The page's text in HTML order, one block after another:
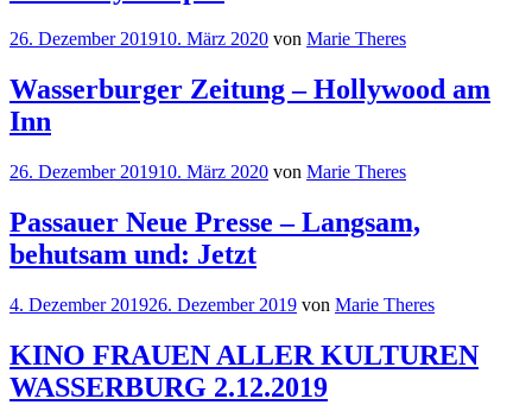
26. Dezember 201910. März 2020 von Marie Theres
Wasserburger Zeitung – Hollywood am
Inn
26. Dezember 201910. März 2020 von Marie Theres
Passauer Neue Presse – Langsam,
behutsam und: Jetzt
4. Dezember 201926. Dezember 2019 von Marie Theres
KINO FRAUEN ALLER KULTUREN
WASSERBURG 2.12.2019